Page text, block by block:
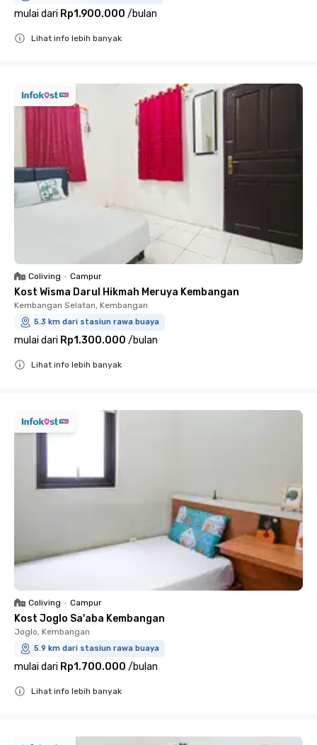
mulai dari Rp1.900.000 /bulan
Lihat info lebih banyak
Coliving • Campur
Kost Wisma Darul Hikmah Meruya Kembangan
Kembangan Selatan, Kembangan
5.3 km dari stasiun rawa buaya
mulai dari Rp1.300.000 /bulan
Lihat info lebih banyak
Coliving • Campur
Kost Joglo Sa'aba Kembangan
Joglo, Kembangan
5.9 km dari stasiun rawa buaya
mulai dari Rp1.700.000 /bulan
Lihat info lebih banyak